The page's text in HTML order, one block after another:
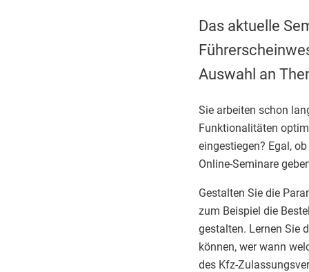
Das aktuelle
Auswahl an
Sie arbeiten schon
Funktionalitäten
eingestiegen? Egal,
Online-Seminare
Gestalten Sie die
zum Beispiel die
gestalten. Lernen Sie
können, wer wann
des Kfz-